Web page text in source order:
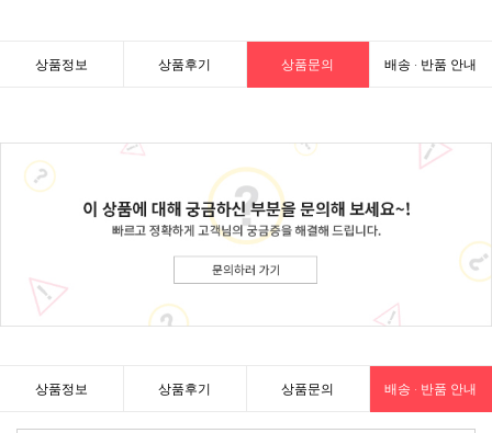
상품정보 상품후기 상품문의 배송 · 반품 안내
상품정보 상품후기 상품문의 배송 · 반품 안내